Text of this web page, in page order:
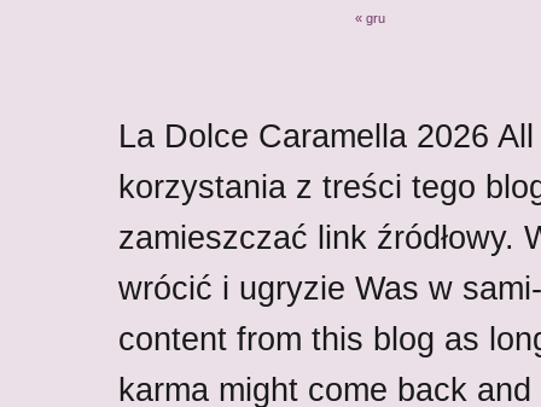
« gru
La Dolce Caramella 2026
korzystania z treści tego
zamieszczać link źródłowy.
wrócić i ugryzie Was w
content from this blog as
karma might come back